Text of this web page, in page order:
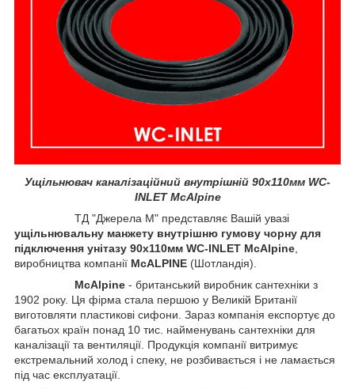
Ущільнювач каналізаційний внутрішній 90х110мм WC-
INLET McAlpine
ТД "Джерела М" представляє Вашій увазі
ущільнювальну манжету внутрішню гумову чорну для
підключення унітазу 90х110мм WC-INLET McAlpine,
виробництва компанії McALPINE (Шотландія).
McAlpine - британський виробник сантехніки з
1902 року. Ця фірма стала першою у Великій Британії
виготовляти пластикові сифони. Зараз компанія експортує до
багатьох країн понад 10 тис. найменувань сантехніки для
каналізації та вентиляції. Продукція компанії витримує
екстремальний холод і спеку, не розбивається і не ламається
під час експлуатації.